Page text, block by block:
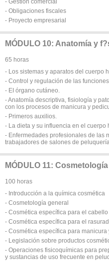
- Obligaciones fiscales
- Proyecto empresarial
MÓDULO 10: Anatomía y
65 horas
- Los sistemas y aparatos del cuerpo
- Control y regulación de las funciones
- EI órgano cutáneo.
- Anatomía descriptiva, fisiología y
con los procesos de manicura y
- Primeros auxilios.
- La dieta y su influencia en el cuerpo
- Enfermedades profesionales de las
trabajadores de salones de
MÓDULO 11:
100 horas
- Introducción a la química cosmética
- Cosmetología general
- Cosmética específica para el cabello
- Cosmética específica para el
- Cosmética específica para manicura
- Legislación sobre productos
- Operaciones fisicoquímicas para
y sustancias de uso frecuente en